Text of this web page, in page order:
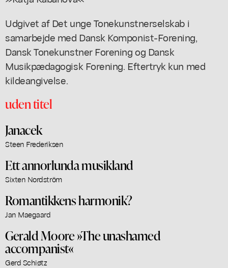
Udgivet af Det unge Tonekunstnerselskab i
samarbejde med Dansk Komponist-Forening,
Dansk Tonekunstner Forening og Dansk
Musikpædagogisk Forening. Eftertryk kun med
kildeangivelse.
uden titel
Janacek
Steen Frederiksen
Ett annorlunda musikland
Sixten Nordström
Romantikkens harmonik?
Jan Maegaard
Gerald Moore »The unashamed
accompanist«
Gerd Schiøtz